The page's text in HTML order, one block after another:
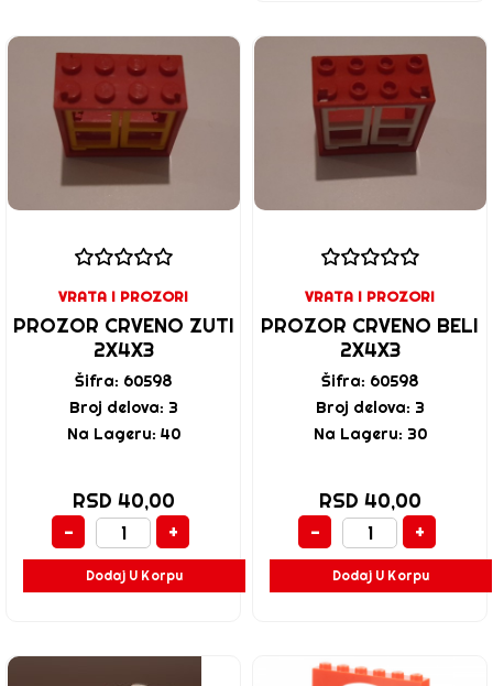
VRATA I PROZORI
PROZOR CRVENO ZUTI
2X4X3
Šifra: 60598
Broj delova: 3
Na Lageru: 40
RSD 40,00
-
+
Dodaj U Korpu
VRATA I PROZORI
PROZOR CRVENO BELI
2X4X3
Šifra: 60598
Broj delova: 3
Na Lageru: 30
RSD 40,00
-
+
Dodaj U Korpu